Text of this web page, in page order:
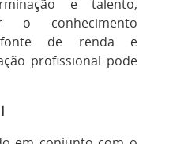
e talento,
o conhecimento
de renda e
profissional pode